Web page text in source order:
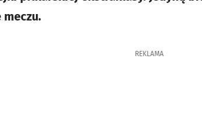
meczu.
REKLAMA